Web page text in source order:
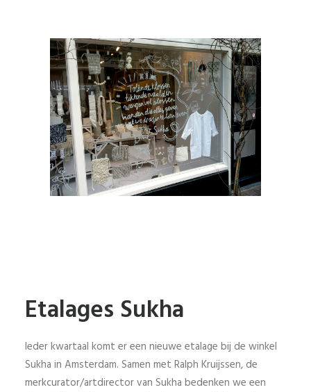
Etalages Sukha
Ieder kwartaal komt er een nieuwe etalage bij de winkel
Sukha in Amsterdam. Samen met Ralph Kruijssen, de
merkcurator/artdirector van Sukha bedenken we een